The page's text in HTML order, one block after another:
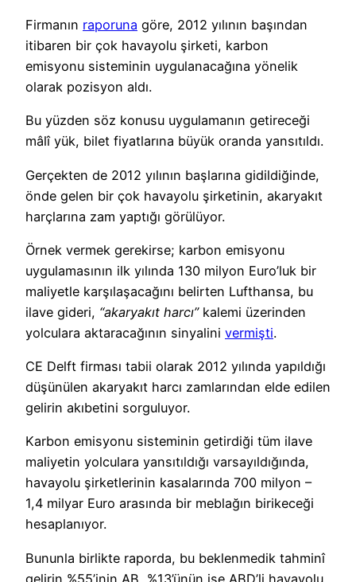
Firmanın raporuna göre, 2012 yılının başından
itibaren bir çok havayolu şirketi, karbon
emisyonu sisteminin uygulanacağına yönelik
olarak pozisyon aldı.
Bu yüzden söz konusu uygulamanın getireceği
mâlî yük, bilet fiyatlarına büyük oranda yansıtıldı.
Gerçekten de 2012 yılının başlarına gidildiğinde,
önde gelen bir çok havayolu şirketinin, akaryakıt
harçlarına zam yaptığı görülüyor.
Örnek vermek gerekirse; karbon emisyonu
uygulamasının ilk yılında 130 milyon Euro’luk bir
maliyetle karşılaşacağını belirten Lufthansa, bu
ilave gideri, “akaryakıt harcı”kalemi üzerinden
yolculara aktaracağının sinyalini vermişti.
CE Delft firması tabii olarak 2012 yılında yapıldığı
düşünülen akaryakıt harcı zamlarından elde edilen
gelirin akıbetini sorguluyor.
Karbon emisyonu sisteminin getirdiği tüm ilave
maliyetin yolculara yansıtıldığı varsayıldığında,
havayolu şirketlerinin kasalarında 700 milyon –
1,4 milyar Euro arasında bir meblağın birikeceği
hesaplanıyor.
Bununla birlikte raporda, bu beklenmedik tahminî
gelirin %55’inin AB, %13’ünün ise ABD’li havayolu